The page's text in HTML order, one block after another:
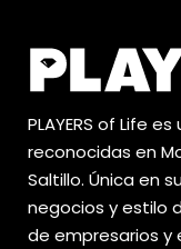
PLAYERS of Life
reconocidas en
Saltillo. Única en
negocios y estilo
de empresarios y